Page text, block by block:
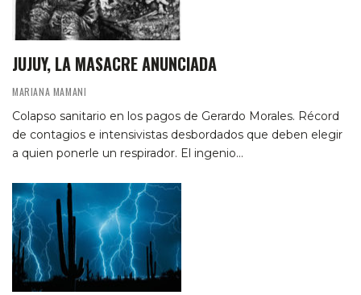
JUJUY, LA MASACRE ANUNCIADA
MARIANA MAMANI
Colapso sanitario en los pagos de Gerardo Morales. Récord
de contagios e intensivistas desbordados que deben elegir
a quien ponerle un respirador. El ingenio…